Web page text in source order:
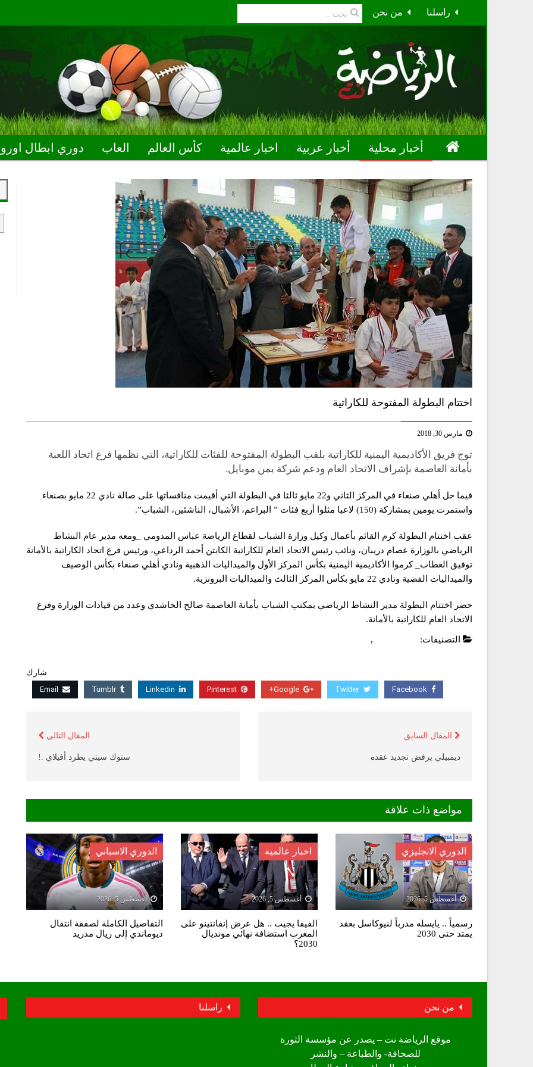
من نحن راسلنا
أخبار محلية أخبار عربية اخبار عالمية كأس العالم العاب دوري ابطال
اختتام البطولة المفتوحة للكاراتية
مارس 30, 2018
توج فريق الأكاديمية اليمنية للكاراتية بلقب البطولة المفتوحة للفئات للكاراتية، التي نظمها فرع اتحاد اللعبة
بأمانة العاصمة بإشراف الاتحاد العام ودعم شركة يمن موبايل.
فيما حل أهلي صنعاء في المركز الثاني و22 مايو ثالثا في البطولة التي أقيمت منافساتها على صالة نادي 22 مايو بصنعاء
واستمرت يومين بمشاركة (150) لاعبا مثلوا أربع فئات ” البراعم، الأشبال، الناشئين، الشباب”.
عقب اختتام البطولة كرم القائم بأعمال وكيل وزارة الشباب لقطاع الرياضة عباس المدومي _ومعه مدير عام النشاط
الرياضي بالوزارة عصام دريبان، ونائب رئيس الاتحاد العام للكاراتية الكابتن أحمد الرداعي، ورئيس فرع اتحاد الكاراتية بالأمانة
توفيق العطاب_ كرموا الأكاديمية اليمنية بكأس المركز الأول والميداليات الذهبية ونادي أهلي صنعاء بكأس الوصيف
والميداليات الفضية ونادي 22 مايو بكأس المركز الثالث والميداليات البرونزية.
حضر اختتام البطولة مدير النشاط الرياضي بمكتب الشباب بأمانة العاصمة صالح الحاشدي وعدد من قيادات الوزارة وفرع
الاتحاد العام للكاراتية بالأمانة.
التصنيفات: ,
شارك
Facebook
Twitter
Google+
Pinterest
Linkedin
Tumblr
Email
المقال السابق
ديمبيلي يرفض تجديد عقده
المقال التالي
ستوك سيتي يطرد أفيلاي .!
مواضع ذات علاقة
الدوري الانجليزي
أغسطس 5, 2026
رسمياً .. يايسله مدرباً لنيوكاسل بعقد
يمتد حتى 2030
اخبار عالمية
أغسطس 5, 2026
الفيفا يجيب .. هل عرض إنفانتينو على
المغرب استضافة نهائي مونديال
2030؟
الدوري الاسباني
أغسطس 5, 2026
التفاصيل الكاملة لصفقة انتقال
ديوماندي إلى ريال مدريد
من نحن
موقع الرياضة نت – يصدر عن مؤسسة الثورة
للصحافة- والطباعة – والنشر
راسلنا